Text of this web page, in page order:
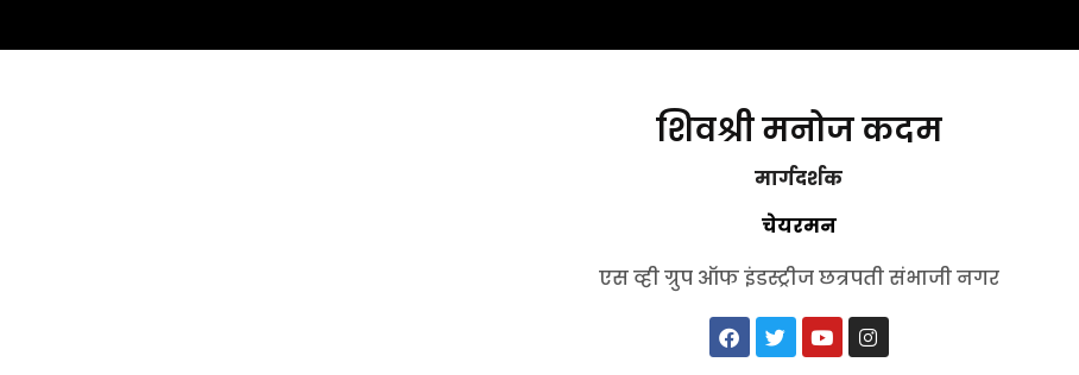
शिवश्री मनोज कदम
मार्गदर्शक
चेयरमन
एस व्ही ग्रुप ऑफ इंडस्ट्रीज छत्रपती संभाजी नगर